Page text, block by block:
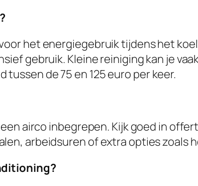
het energiegebruik tijdens het
gebruik. Kleine reiniging kan je
de 75 en 125 euro per keer.
airco inbegrepen. Kijk goed in
arbeidsuren of extra opties zoals